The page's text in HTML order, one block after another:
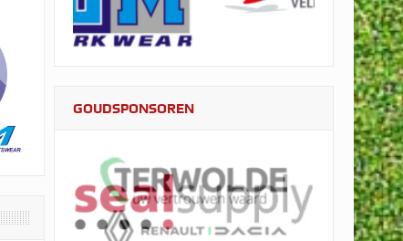
GOUDSPONSOREN